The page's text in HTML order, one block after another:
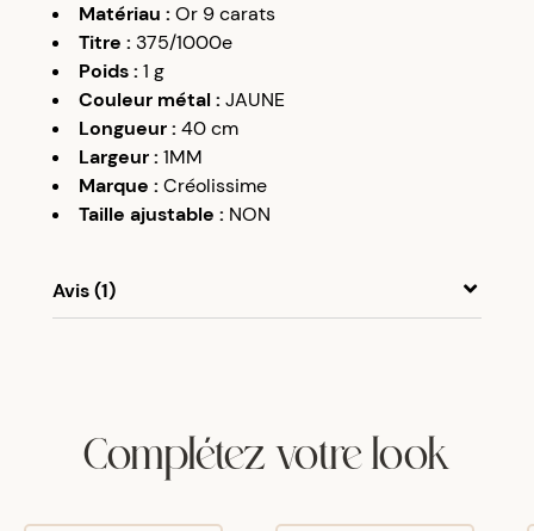
Matériau : Or 9 carats
Titre : 375/1000e
Poids: 1 g
Couleur métal: JAUNE
Longueur: 40 cm
Largeur: 1MM
Marque : Créolissime
Taille ajustable : NON
Avis (1)
Complétez votre look